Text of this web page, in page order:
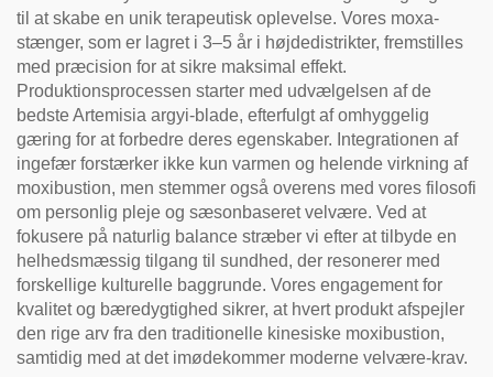
til at skabe en unik terapeutisk oplevelse. Vores moxa-
stænger, som er lagret i 3–5 år i højdedistrikter, fremstilles
med præcision for at sikre maksimal effekt.
Produktionsprocessen starter med udvælgelsen af de
bedste Artemisia argyi-blade, efterfulgt af omhyggelig
gæring for at forbedre deres egenskaber. Integrationen af
ingefær forstærker ikke kun varmen og helende virkning af
moxibustion, men stemmer også overens med vores filosofi
om personlig pleje og sæsonbaseret velvære. Ved at
fokusere på naturlig balance stræber vi efter at tilbyde en
helhedsmæssig tilgang til sundhed, der resonerer med
forskellige kulturelle baggrunde. Vores engagement for
kvalitet og bæredygtighed sikrer, at hvert produkt afspejler
den rige arv fra den traditionelle kinesiske moxibustion,
samtidig med at det imødekommer moderne velvære-krav.